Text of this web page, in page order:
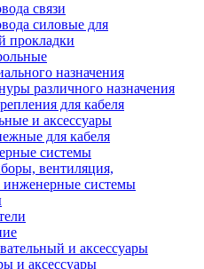
связи
силовые для
прокладки
назначения
различного назначения
для кабеля
и аксессуары
для кабеля
системы
вентиляция,
инженерные системы
и аксессуары
и аксессуары